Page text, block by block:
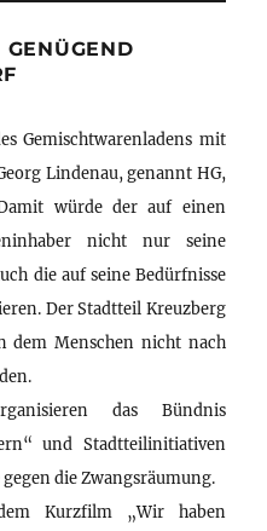
Gemischtwarenladens mit
Lindenau, genannt HG,
würde der auf einen
nicht nur seine
die auf seine Bedürfnisse
Der Stadtteil Kreuzberg
dem Menschen nicht nach
das Bündnis
und Stadtteilinitiativen
die Zwangsräumung.
Kurzfilm „Wir haben